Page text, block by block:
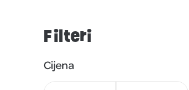
Filteri
Cijena